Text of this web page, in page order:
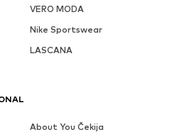
VERO MODA
Nike Sportswear
LASCANA
About You Čekija